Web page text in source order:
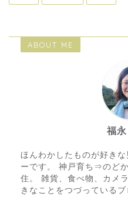
ABOUT ME
福
ほんわかしたものが好き
ーです。 神戸育ち⇒のど
住。 雑貨、食べ物、カメ
きなことをつづっているブ